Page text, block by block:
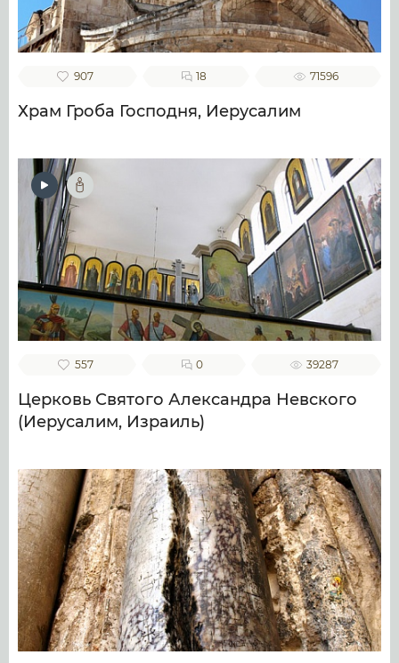
907 18 71596
Храм Гроба Господня, Иерусалим
557 0 39287
Церковь Святого Александра Невского
(Иерусалим, Израиль)